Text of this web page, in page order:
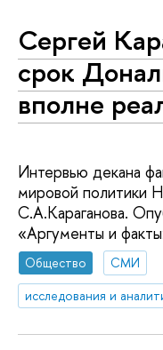
Сергей
срок
вполне
Интервью декана
мировой
С.А.Караганова.
«Аргументы и
Общество
СМИ
исследования и